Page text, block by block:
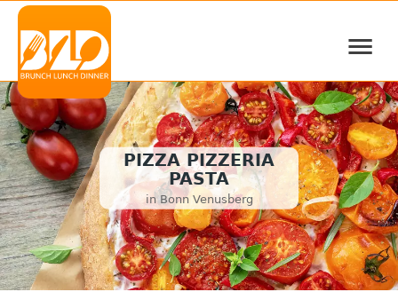
≡
PIZZA PIZZERIA
PASTA
in Bonn Venusberg